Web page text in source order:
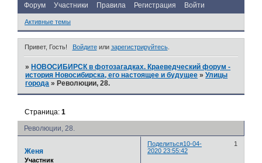
Форум Участники Правила Регистрация Войти
Активные темы
Привет, Гость! Войдитеили зарегистрируйтесь.
» НОВОСИБИРСК в фотозагадках. Краеведческий форум -
история Новосибирска, его настоящее и будущее »Улицы
города » Революции, 28.
Революции, 28.
Страница:1
Поделиться 1
10-04-
2020 23:55:42
Женя
Участник